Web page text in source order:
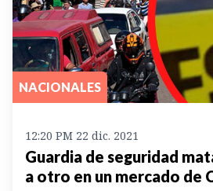
NACIONALES
12:20 PM 22 dic. 2021
Guardia de seguridad
a otro en un mercado de